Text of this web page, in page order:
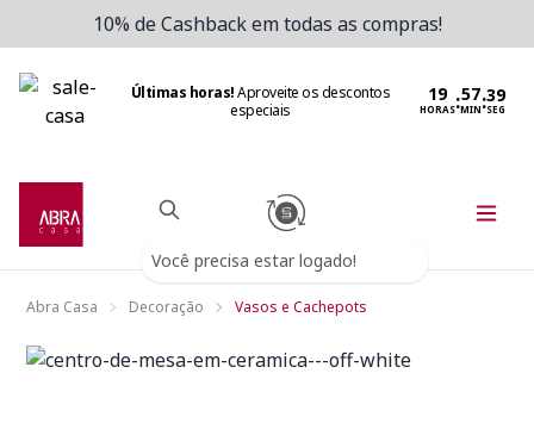
10% de Cashback em todas as compras!
Últimas horas!Aproveite os descontos
especiais
HORAS:MIN:SEG
Você precisa estar logado!
Abra Casa Decoração Vasos e Cachepots